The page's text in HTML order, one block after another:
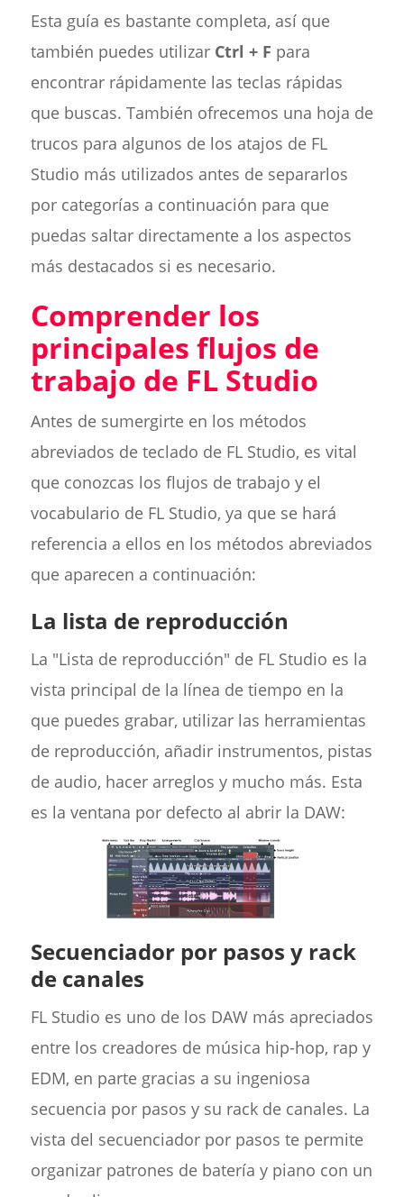
Esta guía es bastante completa, así que
también puedes utilizar Ctrl + F para
encontrar rápidamente las teclas rápidas
que buscas. También ofrecemos una hoja de
trucos para algunos de los atajos de FL
Studio más utilizados antes de separarlos
por categorías a continuación para que
puedas saltar directamente a los aspectos
más destacados si es necesario.
Comprender los
principales flujos de
trabajo de FL Studio
Antes de sumergirte en los métodos
abreviados de teclado de FL Studio, es vital
que conozcas los flujos de trabajo y el
vocabulario de FL Studio, ya que se hará
referencia a ellos en los métodos abreviados
que aparecen a continuación:
La lista de reproducción
La "Lista de reproducción" de FL Studio es la
vista principal de la línea de tiempo en la
que puedes grabar, utilizar las herramientas
de reproducción, añadir instrumentos, pistas
de audio, hacer arreglos y mucho más. Esta
es la ventana por defecto al abrir la DAW:
Secuenciador por pasos y rack
de canales
FL Studio es uno de los DAW más apreciados
entre los creadores de música hip-hop, rap y
EDM, en parte gracias a su ingeniosa
secuencia por pasos y su rack de canales. La
vista del secuenciador por pasos te permite
organizar patrones de batería y piano con un